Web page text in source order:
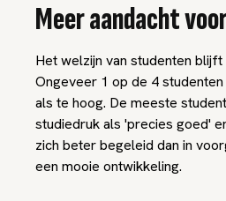
Meer aandacht
Het welzijn van studenten
Ongeveer 1 op de 4
als te hoog. De meeste
studiedruk als 'precies goed'
zich beter begeleid dan in
een mooie ontwikkeling.